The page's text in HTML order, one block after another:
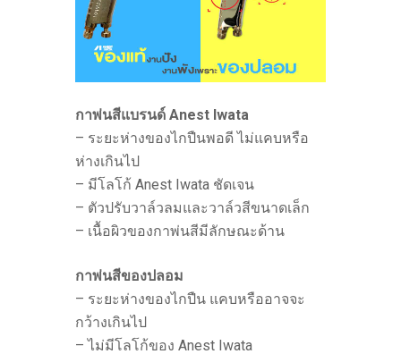
กาพ่นสีแบรนด์ Anest Iwata
– ระยะห่างของไกปืนพอดี ไม่แคบหรือ
ห่างเกินไป
– มีโลโก้ Anest Iwata ชัดเจน
– ตัวปรับวาล์วลมและวาล์วสีขนาดเล็ก
– เนื้อผิวของกาพ่นสีมีลักษณะด้าน
กาพ่นสีของปลอม
– ระยะห่างของไกปืน แคบหรืออาจจะ
กว้างเกินไป
– ไม่มีโลโก้ของ Anest Iwata